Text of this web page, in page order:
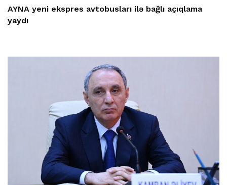
AYNA yeni ekspres avtobusları ilə bağlı açıqlama
yaydı